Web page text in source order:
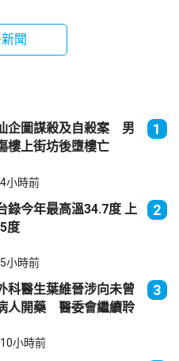
聞
企圖謀殺及自殺案 男
樓上街坊後墮樓亡
1
4小時前
錄今年最高溫34.7度 上
度
2
5小時前
科醫生葉維晉涉向未曾
人開藥 醫委會繼續聆
3
10小時前